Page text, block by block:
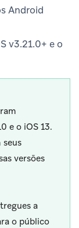
Android
v3.21.0+ e o
e o iOS 13.
seus
versões
a
o público